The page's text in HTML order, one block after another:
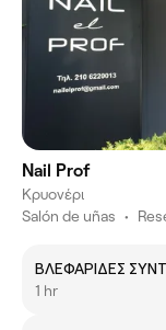
Nail Prof
Κρυονέρι
Salón de uñas •
ΒΛΕΦΑΡΙΔΕΣ
1 hr